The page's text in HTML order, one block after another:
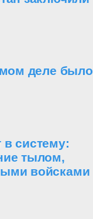
деле было
систему:
тылом,
войсками